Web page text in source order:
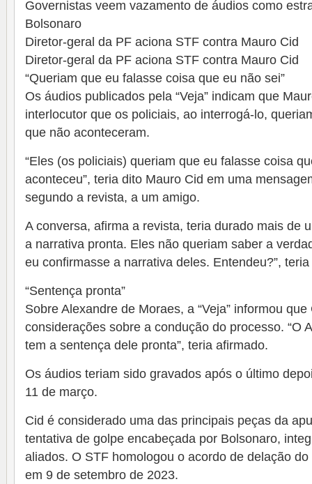
Governistas veem vazamento de áudios como
Bolsonaro
Diretor-geral da PF aciona STF contra Mauro Cid
Diretor-geral da PF aciona STF contra Mauro Cid
“Queriam que eu falasse coisa que eu não sei”
Os áudios publicados pela “Veja” indicam que
interlocutor que os policiais, ao interrogá-lo,
que não aconteceram.
“Eles (os policiais) queriam que eu falasse coisa
aconteceu”, teria dito Mauro Cid em uma
segundo a revista, a um amigo.
A conversa, afirma a revista, teria durado mais de
a narrativa pronta. Eles não queriam saber a
eu confirmasse a narrativa deles. Entendeu?”,
“Sentença pronta”
Sobre Alexandre de Moraes, a “Veja” informou
considerações sobre a condução do processo. “O
tem a sentença dele pronta”, teria afirmado.
Os áudios teriam sido gravados após o último
11 de março.
Cid é considerado uma das principais peças da
tentativa de golpe encabeçada por Bolsonaro,
aliados. O STF homologou o acordo de delação
em 9 de setembro de 2023.